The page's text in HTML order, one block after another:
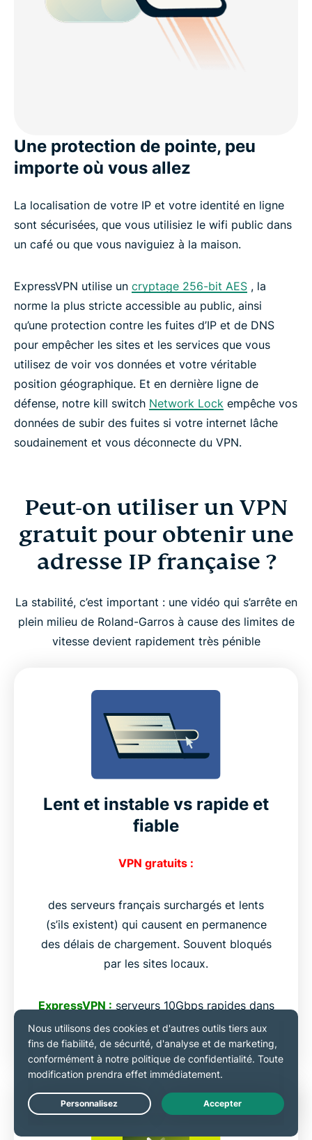
Une protection de pointe, peu
importe où vous allez
La localisation de votre IP et votre identité en ligne
sont sécurisées, que vous utilisiez le wifi public dans
un café ou que vous naviguiez à la maison.
ExpressVPN utilise un cryptage 256-bit AES , la
norme la plus stricte accessible au public, ainsi
qu’une protection contre les fuites d’IP et de DNS
pour empêcher les sites et les services que vous
utilisez de voir vos données et votre véritable
position géographique. Et en dernière ligne de
défense, notre kill switch Network Lock empêche vos
données de subir des fuites si votre internet lâche
soudainement et vous déconnecte du VPN.
Peut-on utiliser un VPN
gratuit pour obtenir une
adresse IP française ?
La stabilité, c’est important : une vidéo qui s’arrête en
plein milieu de Roland-Garros à cause des limites de
vitesse devient rapidement très pénible
Lent et instable vs rapide et
fiable
VPN gratuits :
des serveurs français surchargés et lents
(s’ils existent) qui causent en permanence
des délais de chargement. Souvent bloqués
par les sites locaux.
ExpressVPN : serveurs 10Gbps rapides dans
4 villes françaises pour des connexions
locales fiables sans perte de qualité.
Live Chat